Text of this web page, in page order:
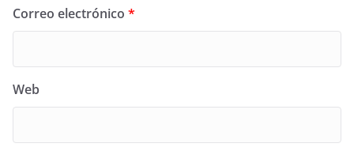
Correo electrónico *
Web